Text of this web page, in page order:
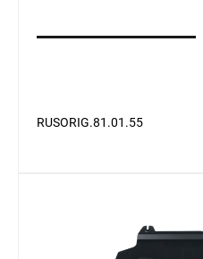
RUSORIG.81.01.55